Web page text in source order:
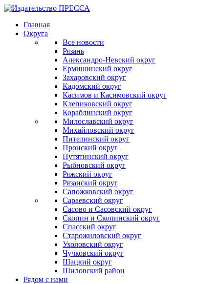
Главная
Округа
Все новости
Рязань
Александро-Невский округ
Ермишинский округ
Захаровский округ
Кадомский округ
Касимов и Касимовский округ
Клепиковский округ
Кораблинский округ
Милославский округ
Михайловский округ
Пителинский округ
Пронский округ
Путятинский округ
Рыбновский округ
Ряжский округ
Рязанский округ
Сапожковский округ
Сараевский округ
Сасово и Сасовский округ
Скопин и Скопинский округ
Спасский округ
Старожиловский округ
Ухоловский округ
Чучковский округ
Шацкий округ
Шиловский район
Рядом с нами